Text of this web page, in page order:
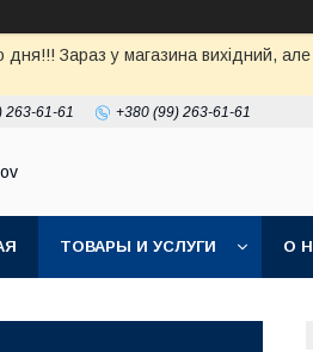
дня!!! Зараз у магазина вихiдний,
263-61-61 +380 (99) 263-61-61
ТОВАРЫ И УСЛУГИ О